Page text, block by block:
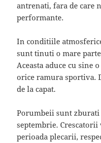
antrenati, fara de care
performante.
In conditiile
sunt tinuti o mare
Aceasta aduce cu sine
orice ramura sportiva.
de la capat.
Porumbeii sunt
septembrie. Crescatorii
perioada plecarii,